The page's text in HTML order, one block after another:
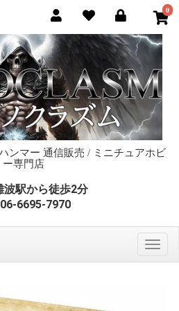
0
ンマー 通信販売 / ミニチュアホビ
ー専門店
波駅から徒歩2分
6695-7970